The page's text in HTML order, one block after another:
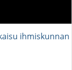
ihmiskunnan